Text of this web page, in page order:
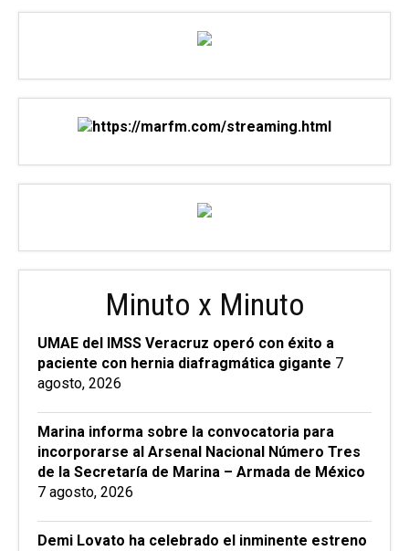
Minuto x Minuto
UMAE del IMSS Veracruz operó con éxito a
paciente con hernia diafragmática gigante 7
agosto, 2026
Marina informa sobre la convocatoria para
incorporarse al Arsenal Nacional Número Tres
de la Secretaría de Marina – Armada de México
7 agosto, 2026
Demi Lovato ha celebrado el inminente estreno